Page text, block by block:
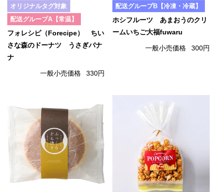
オリジナルタグ対象
配送グループA【常温】
フォレシピ（Forecipe） ちい
さな森のドーナツ うさぎバナ
ナ
一般小売価格 330円
配送グループB【冷凍・冷蔵】
ホシフルーツ あまおうのクリ
ームいちご大福fuwaru
一般小売価格 300円